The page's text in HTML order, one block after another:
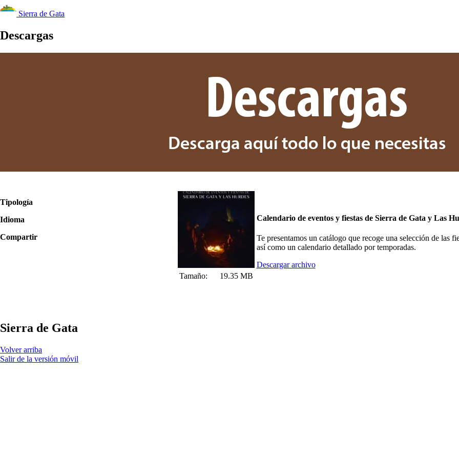
Sierra de Gata
Descargas
Tipología
Idioma
Compartir
Tamaño: 19.35 MB
Calendario de eventos y fiestas de Sierra de Gata y Las
Te presentamos un catálogo que recoge una selección de las
así como un calendario detallado por temporadas.
Descargar archivo
Sierra de Gata
Volver arriba
Salir de la versión móvil